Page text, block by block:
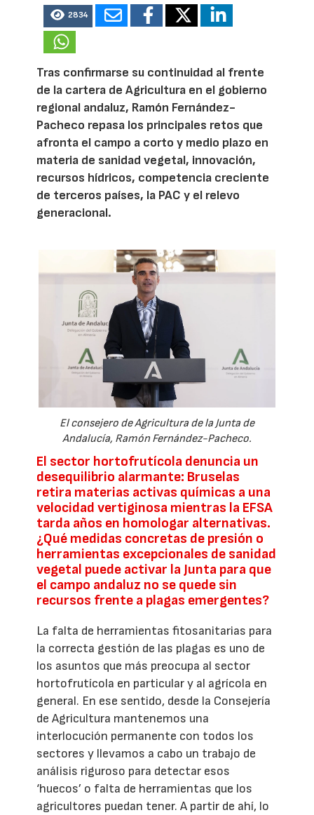
2834
Tras confirmarse su continuidad al frente
de la cartera de Agricultura en el gobierno
regional andaluz, Ramón Fernández-
Pacheco repasa los principales retos que
afronta el campo a corto y medio plazo en
materia de sanidad vegetal, innovación,
recursos hídricos, competencia creciente
de terceros países, la PAC y el relevo
generacional.
El consejero de Agricultura de la Junta de
Andalucía, Ramón Fernández-Pacheco.
El sector hortofrutícola denuncia un
desequilibrio alarmante: Bruselas
retira materias activas químicas a una
velocidad vertiginosa mientras la EFSA
tarda años en homologar alternativas.
¿Qué medidas concretas de presión o
herramientas excepcionales de sanidad
vegetal puede activar la Junta para que
el campo andaluz no se quede sin
recursos frente a plagas emergentes?
La falta de herramientas fitosanitarias para
la correcta gestión de las plagas es uno de
los asuntos que más preocupa al sector
hortofrutícola en particular y al agrícola en
general. En ese sentido, desde la Consejería
de Agricultura mantenemos una
interlocución permanente con todos los
sectores y llevamos a cabo un trabajo de
análisis riguroso para detectar esos
‘huecos’ o falta de herramientas que los
agricultores puedan tener. A partir de ahí, lo